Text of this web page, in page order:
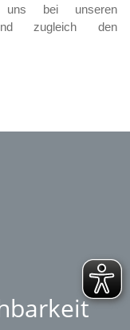
uns bei unseren
zugleich den